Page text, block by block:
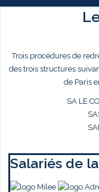
Trois procédures de
des trois structures
de Paris
SA LE
Salariés de